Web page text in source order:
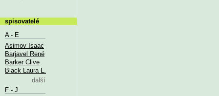
spisovatelé
A - E
Asimov Isaac
Barjavel René
Barker Clive
Black Laura L.
další
F - J